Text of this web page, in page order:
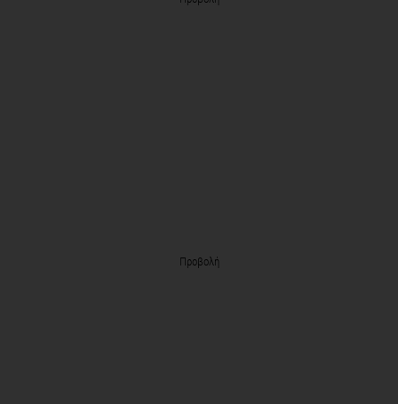
Προβολή